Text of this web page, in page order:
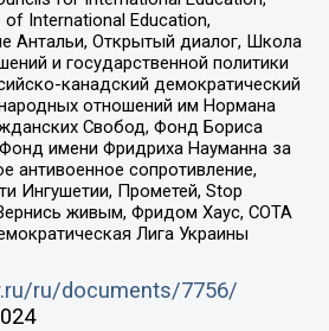
International Education,
Антальи, Открытый диалог, Школа
и государственной политики
канадский демократический
отношений им Нормана
Свобод, Фонд Бориса
имени Фридриха Науманна за
антивоенное сопротивление,
Ингушетии, Прометей, Stop
живым, Фридом Хаус, СОТА
Лига Украины
ru/documents/7756/